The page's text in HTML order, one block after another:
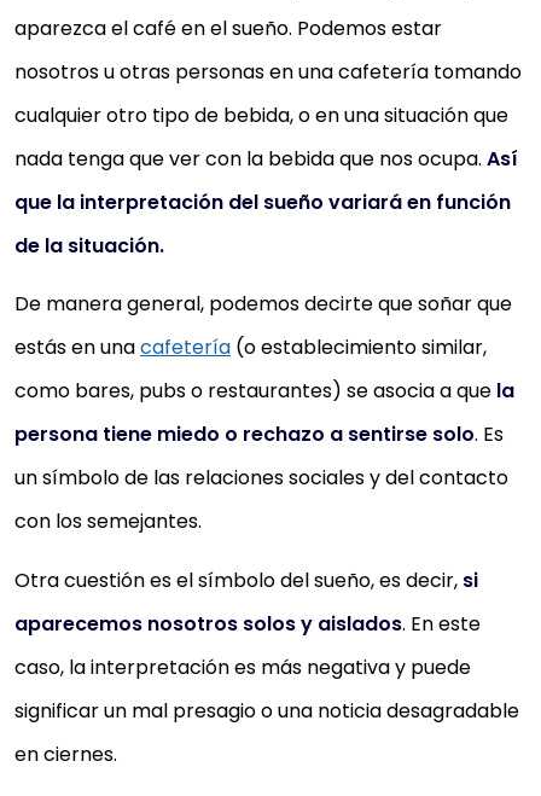
aparezca el café en el sueño. Podemos estar
nosotros u otras personas en una cafetería tomando
cualquier otro tipo de bebida, o en una situación que
nada tenga que ver con la bebida que nos ocupa. Así
que la interpretación del sueño variará en función
de la situación.
De manera general, podemos decirte que soñar que
estás en unacafetería (o establecimiento similar,
como bares, pubs o restaurantes) se asocia a que la
persona tiene miedo o rechazo a sentirse solo. Es
un símbolo de las relaciones sociales y del contacto
con los semejantes.
Otra cuestión es el símbolo del sueño, es decir, si
aparecemos nosotros solos y aislados. En este
caso, la interpretación es más negativa y puede
significar un mal presagio o una noticia desagradable
en ciernes.